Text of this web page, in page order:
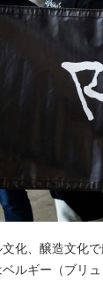
文化、醸造文化
ルギー（ブリ